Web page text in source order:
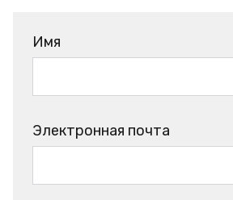
Имя
Электронная почта